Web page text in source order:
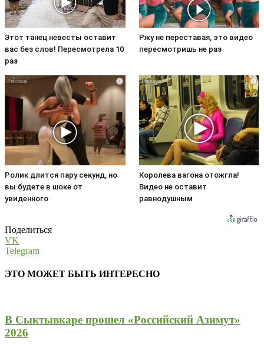
Этот танец невесты оставит
вас без слов! Пересмотрела 10
раз
Ржу не переставая, это видео
пересмотришь не раз
i
Ролик длится пару секунд, но
вы будете в шоке от
увиденного
i
Королева вагона отожгла!
Видео не оставит
равнодушным
Поделиться
VK
Telegram
ЭТО МОЖЕТ БЫТЬ ИНТЕРЕСНО
В Сыктывкаре прошел «Российский Азимут»
2026